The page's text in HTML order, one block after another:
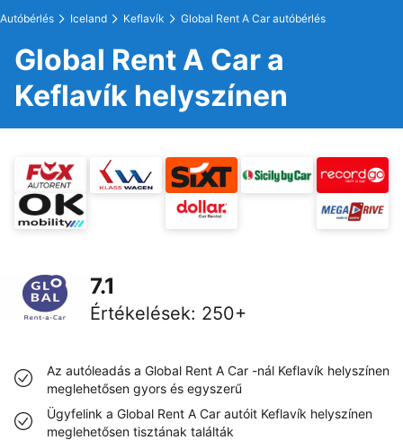
Autóbérlés Iceland Keflavík Global Rent A Car autóbérlés
Global Rent A Car a
Keflavík helyszínen
7.1
Értékelések: 250+
Az autóleadás a Global Rent A Car -nál Keflavík helyszínen
meglehetősen gyors és egyszerű
Ügyfelink a Global Rent A Car autóit Keflavík helyszínen
meglehetősen tisztának találták